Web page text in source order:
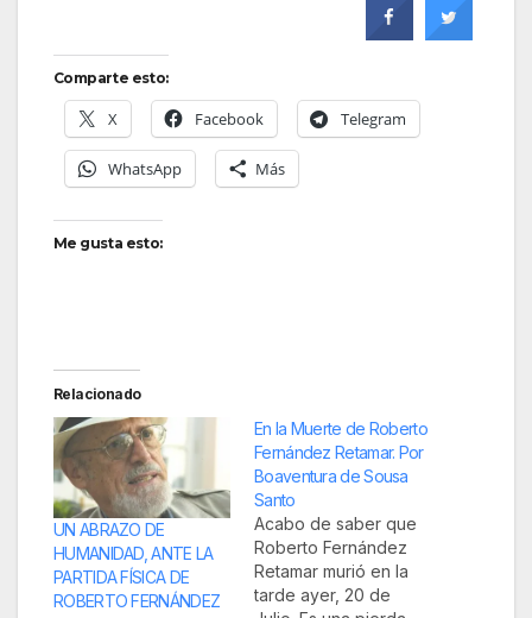
Comparte esto:
X Facebook Telegram
WhatsApp Más
Me gusta esto:
Relacionado
UN ABRAZO DE
HUMANIDAD, ANTE LA
PARTIDA FÍSICA DE
ROBERTO FERNÁNDEZ
En la Muerte de Roberto
Fernández Retamar. Por
Boaventura de Sousa
Santo
Acabo de saber que
Roberto Fernández
Retamar murió en la
tarde ayer, 20 de